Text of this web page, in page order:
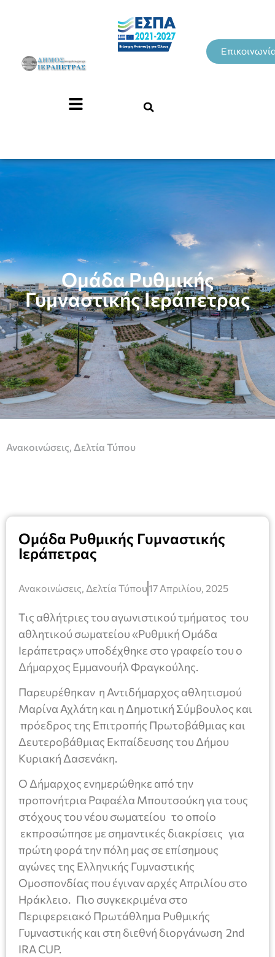
Ομάδα Ρυθμικής
Γυμναστικής Ιεράπετρας
Ανακοινώσεις Δελτία Τύπου
Ομάδα Ρυθμικής Γυμναστικής
Ιεράπετρας
Ανακοινώσεις Δελτία Τύπου17 Απριλίου, 2025
Τις αθλήτριες του αγωνιστικού τμήματος του
αθλητικού σωματείου «Ρυθμική Ομάδα
Ιεράπετρας» υποδέχθηκε στο γραφείο του ο
Δήμαρχος Εμμανουήλ Φραγκούλης.
Παρευρέθηκαν η Αντιδήμαρχος αθλητισμού
Μαρίνα Αχλάτη και η Δημοτική Σύμβουλος και
πρόεδρος της Επιτροπής Πρωτοβάθμιας και
Δευτεροβάθμιας Εκπαίδευσης του Δήμου
Κυριακή Δασενάκη.
Ο Δήμαρχος ενημερώθηκε από την
προπονήτρια Ραφαέλα Μπουτσούκη για τους
στόχους του νέου σωματείου το οποίο
εκπροσώπησε με σημαντικές διακρίσεις για
πρώτη φορά την πόλη μας σε επίσημους
αγώνες της Ελληνικής Γυμναστικής
Ομοσπονδίας που έγιναν αρχές Απριλίου στο
Ηράκλειο. Πιο συγκεκριμένα στο
Περιφερειακό Πρωτάθλημα Ρυθμικής
Γυμναστικής και στη διεθνή διοργάνωση 2nd
IRA CUP.